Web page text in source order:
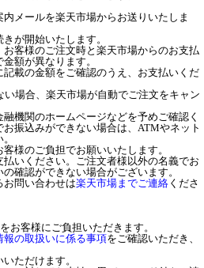
メールを楽天市場からお送りいたしま
が開始いたします。
客様のご注文時と楽天市場からのお支払
額が異なります。
載の金額をご確認のうえ、お支払いくだ
場合、楽天市場が自動でご注文をキャン
機関のホームページなどを予めご確認く
振込みができない場合は、ATMやネット
様のご負担でお願いいたします。
いください。ご注文者様以外の名義でお
確認ができない場合がございます。
問い合わせは楽天市場までご連絡 くださ
お客様にご負担いただきます。
報の取扱いに係る事項をご確認いただき、
ただけます。